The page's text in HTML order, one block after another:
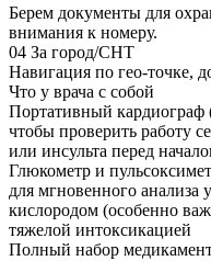
Берем документы для
внимания к номеру.
04 За город/СНТ
Навигация по гео-точке,
Что у врача с собой
Портативный
чтобы проверить работу
или инсульта перед
Глюкометр и
для мгновенного анализа
кислородом (особенно
тяжелой интоксикацией
Полный набор